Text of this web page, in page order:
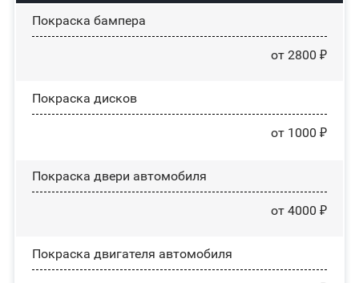
Покраска бампера
от 2800 ₽
Покраска дисков
от 1000 ₽
Покраска двери автомобиля
от 4000 ₽
Покраска двигателя автомобиля